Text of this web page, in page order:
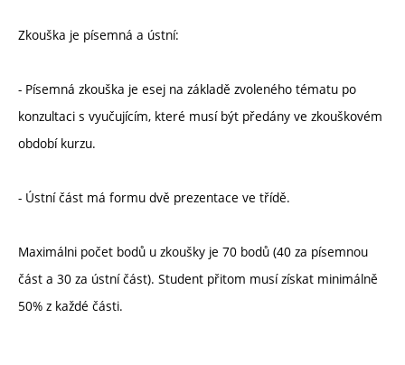
Zkouška je písemná a ústní:
- Písemná zkouška je esej na základě zvoleného tématu po
konzultaci s vyučujícím, které musí být předány ve zkouškovém
období kurzu.
- Ústní část má formu dvě prezentace ve třídě.
Maximálni počet bodů u zkoušky je 70 bodů (40 za písemnou
část a 30 za ústní část). Student přitom musí získat minimálně
50% z každé části.